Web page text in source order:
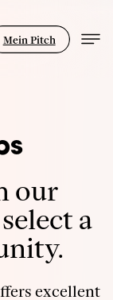
Mein Pitch
our
a
excellent